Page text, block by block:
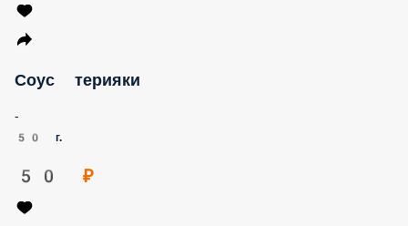
Соус терияки
50 г.
50 ₽